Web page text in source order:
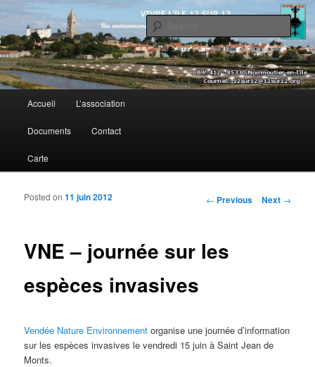
Vivre l’île 12 sur 12
Skip to primary content
Skip to secondary content
Accueil L’association
Documents Contact
Carte
Post navigation
← Previous Next →
VNE – journée sur les
espèces invasives
Posted on11 juin 2012
Vendée Nature Environnement organise une journée d’information
sur les espèces invasives le vendredi 15 juin à Saint Jean de
Monts.